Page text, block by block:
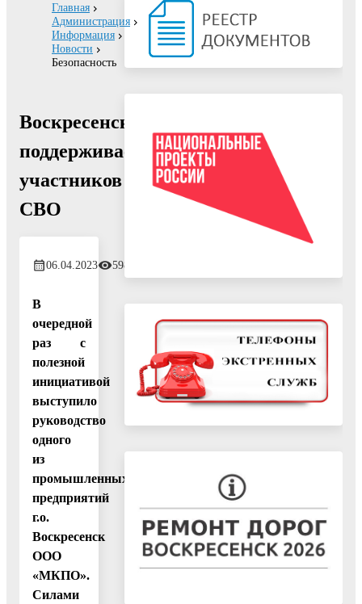
Главная
Администрация
Информация
Новости
Безопасность
Воскресенск
поддерживает
участников
СВО
06.04.2023 598
В
очередной
раз с
полезной
инициативой
выступило
руководство
одного
из
промышленных
предприятий
г.о.
Воскресенск
ООО
«МКПО».
Силами